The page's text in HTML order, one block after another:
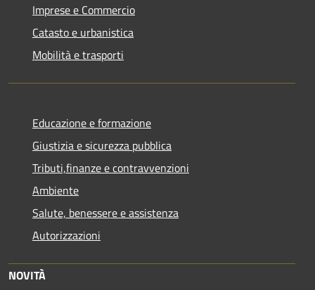
Imprese e Commercio
Catasto e urbanistica
Mobilità e trasporti
Educazione e formazione
Giustizia e sicurezza pubblica
Tributi,finanze e contravvenzioni
Ambiente
Salute, benessere e assistenza
Autorizzazioni
NOVITÀ